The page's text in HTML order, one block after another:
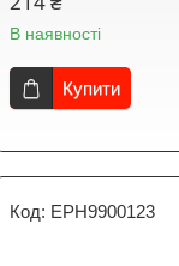
В наявності
Купити
EPH9900123